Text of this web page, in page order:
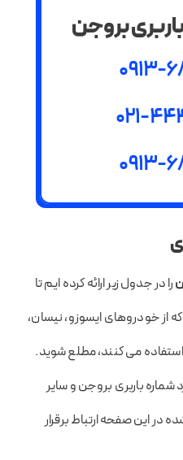
بروجن
0913-
021-
0913-
را در جدول زیر ارائه کرده ایم تا
از خودروهای ایسوزو، نیسان،
استفاده می کنند، مطلع شوید.
شماره باربری بروجن و سایر
این صفحه ارتباط برقرار